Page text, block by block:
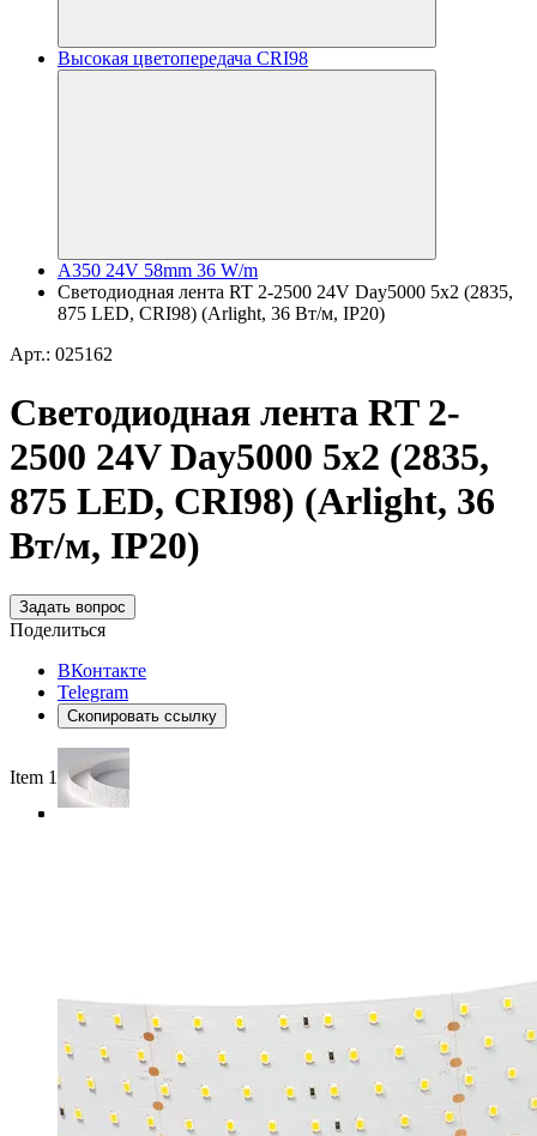
Высокая цветопередача CRI98
A350 24V 58mm 36 W/m
Светодиодная лента RT 2-2500 24V Day5000 5x2 (2835,
875 LED, CRI98) (Arlight, 36 Вт/м, IP20)
Арт.: 025162
Светодиодная лента RT 2-
2500 24V Day5000 5x2 (2835,
875 LED, CRI98) (Arlight, 36
Вт/м, IP20)
Задать вопрос
Поделиться
ВКонтакте
Telegram
Скопировать ссылку
Item 1 of 4